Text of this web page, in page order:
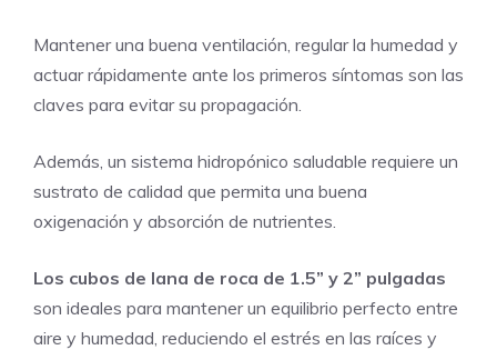
Mantener una buena ventilación, regular la humedad y
actuar rápidamente ante los primeros síntomas son las
claves para evitar su propagación.
Además, un sistema hidropónico saludable requiere un
sustrato de calidad que permita una buena
oxigenación y absorción de nutrientes.
Los cubos de lana de roca de 1.5” y 2” pulgadas
son ideales para mantener un equilibrio perfecto entre
aire y humedad, reduciendo el estrés en las raíces y